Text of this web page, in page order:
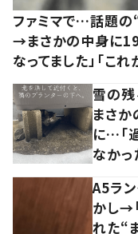
ファミマで…話題の
→まさかの中身に
なってました」「これ
雪の残
まさ
に…「
なかっ
A5ラ
かし→
れた“